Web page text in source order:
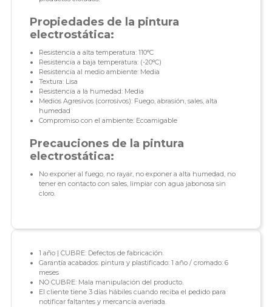
Propiedades de la pintura
electrostática:
Resistencia a alta temperatura: 110°C
Resistencia a baja temperatura: (-20°C)
Resistencia al medio ambiente: Media
Textura: Lisa
Resistencia a la humedad: Media
Medios Agresivos (corrosivos): Fuego, abrasión, sales, alta
humedad
Compromiso con el ambiente: Ecoamigable
Precauciones de la pintura
electrostática:
No exponer al fuego, no rayar, no exponer a alta humedad, no
tener en contacto con sales, limpiar con agua jabonosa sin
cloro.
1 año | CUBRE: Defectos de fabricación.
Garantía acabados: pintura y plastificado: 1 año / cromado: 6
meses
NO CUBRE: Mala manipulación del producto.
El cliente tiene 3 días hábiles cuando reciba el pedido para
notificar faltantes y mercancía averiada.